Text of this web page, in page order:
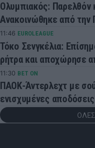
Ολυμπιακός: Παρελθόν
Ανακοινώθηκε από την
11:46 EUROLEAGUE
Τόκο Σενγκέλια:
ρήτρα και αποχώρησε
11:30 BET ON
ΠΑΟΚ-Άντερλεχτ με
ενισχυμένες
ΟΛΕΣ